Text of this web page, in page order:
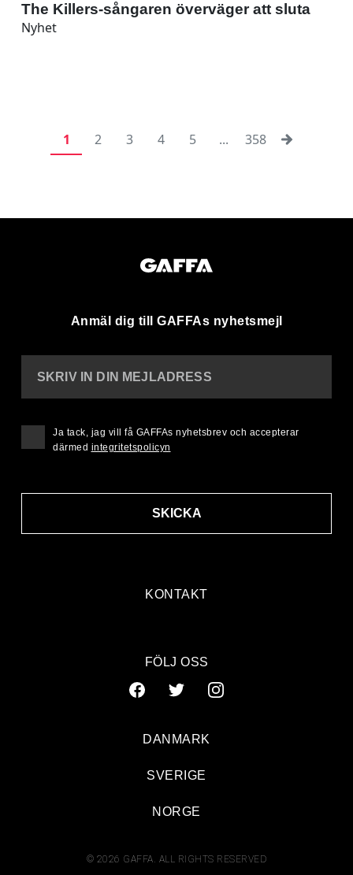
The Killers-sångaren överväger att sluta
Nyhet
1 2 3 4 5 ... 358
Anmäl dig till GAFFAs nyhetsmejl
KONTAKT
SKRIV IN DIN MEJLADRESS
SKICKA
Ja tack, jag vill få GAFFAs nyhetsbrev och accepterar
därmed integritetspolicyn
FÖLJ OSS
© 2026 GAFFA. ALL RIGHTS RESERVED
DANMARK
SVERIGE
NORGE